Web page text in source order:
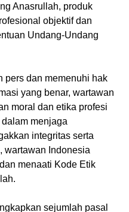
Anasrullah, produk
objektif dan
Undang-Undang
pers dan memenuhi hak
yang benar, wartawan
moral dan etika profesi
menjaga
integritas serta
wartawan Indonesia
menaati Kode Etik
sejumlah pasal